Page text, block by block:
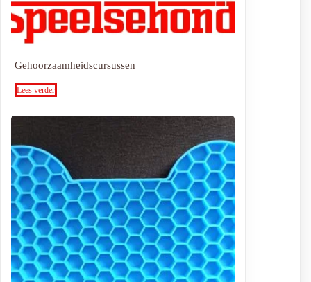
Gehoorzaamheidscursussen
Lees verder